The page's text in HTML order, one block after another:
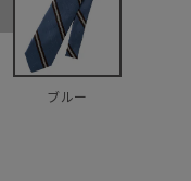
ブルー